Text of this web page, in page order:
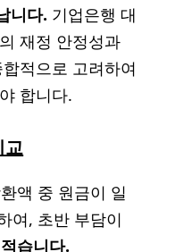
니다. 기업은행 대
재정 안정성과
적으로 고려하여
합니다.
교
액 중 원금이 일
여, 초반 부담이
습니다.